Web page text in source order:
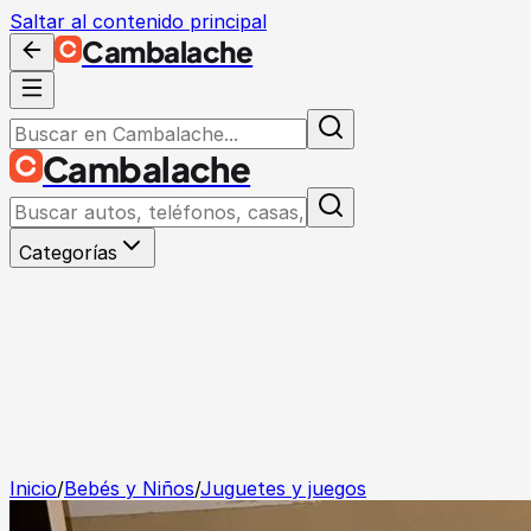
Saltar al contenido principal
Cambalache
Cambalache
Categorías
Inicio/Bebés y Niños/Juguetes y juegos